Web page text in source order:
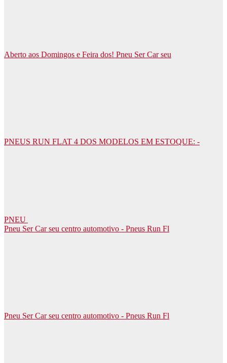
Aberto aos Domingos e Feira dos! Pneu Ser Car seu
PNEUS RUN FLAT 4 DOS MODELOS EM ESTOQUE: -
PNEU
Pneu Ser Car seu centro automotivo - Pneus Run Fl
Pneu Ser Car seu centro automotivo - Pneus Run Fl